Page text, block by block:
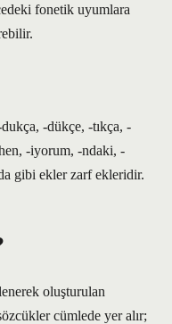
fonetik uyumlara
-dükçe, -tıkça, -
-iyorum, -ndaki, -
gibi ekler zarf ekleridir.
oluşturulan
cümlede yer alır;